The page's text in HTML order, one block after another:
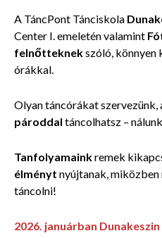
A TáncPont Tánciskola
Center I. emeletén valamint
felnőtteknekszóló, könnyen
órákkal.
Olyan táncórákat szervezünk,
pároddal táncolhatsz – nálunk
Tanfolyamainkremek
élményt nyújtanak,
táncolni!
2026. januárban